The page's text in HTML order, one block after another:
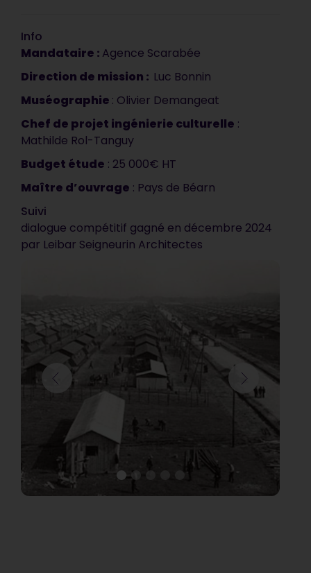
Info
Mandataire : Agence Scarabée
Direction de mission : Luc Bonnin
Muséographie : Olivier Demangeat
Chef de projet ingénierie culturelle :
Mathilde Rol-Tanguy
Budget étude : 25 000€ HT
Maître d’ouvrage : Pays de Béarn
Suivi
dialogue compétitif gagné en décembre 2024
par Leibar Seigneurin Architectes
Votre document est
synthétique, précis et
vendeur. C’est impeccable, ça
correspond tout à fait à ce que
nous attendions. C’est
vraiment très bien !